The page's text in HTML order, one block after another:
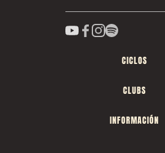
CICLOS
CLUBS
INFORMACIÓN